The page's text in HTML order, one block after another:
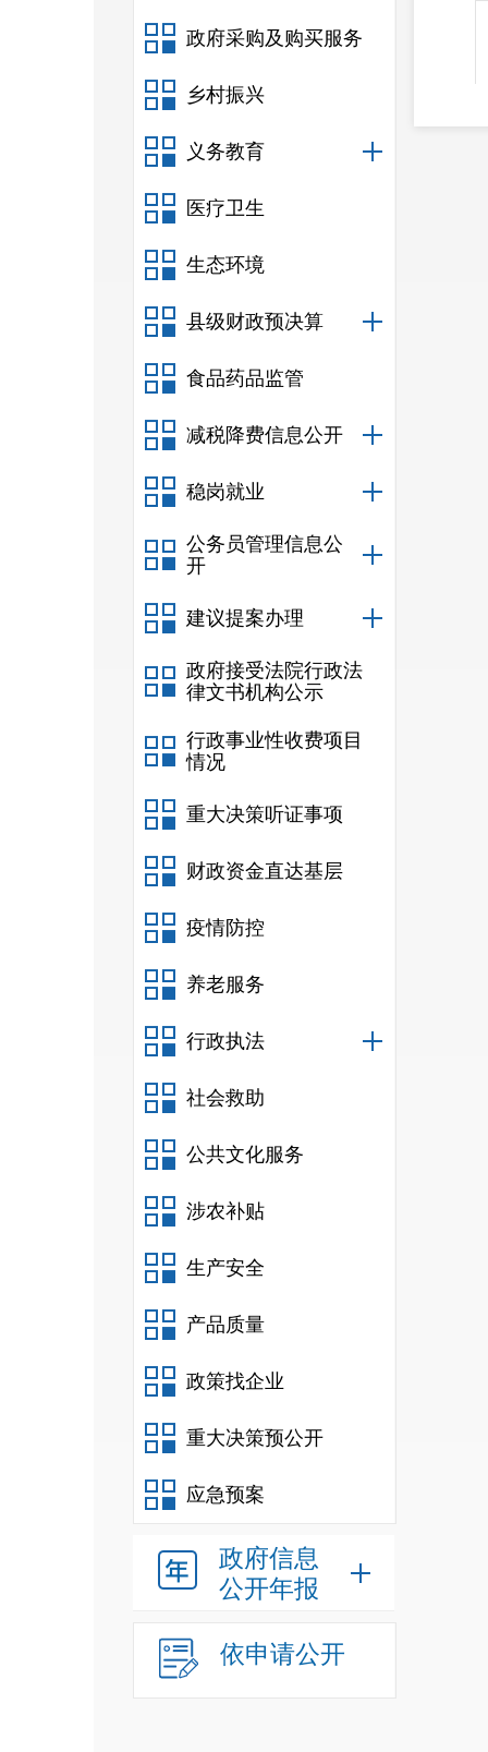
政府采购及购买服务
乡村振兴
义务教育
医疗卫生
生态环境
县级财政预决算
食品药品监管
减税降费信息公开
稳岗就业
公务员管理信息公
开
建议提案办理
政府接受法院行政法
律文书机构公示
行政事业性收费项目
情况
重大决策听证事项
财政资金直达基层
疫情防控
养老服务
行政执法
社会救助
公共文化服务
涉农补贴
生产安全
产品质量
政策找企业
重大决策预公开
应急预案
政府信息
公开年报
依申请公开